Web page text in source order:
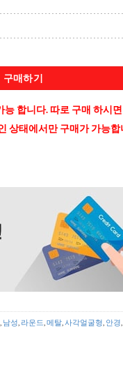
구매하기
합니다. 따로 구매 하시
상태에서만 구매가 가능
남성 라운드 메탈 사각얼굴형 안경